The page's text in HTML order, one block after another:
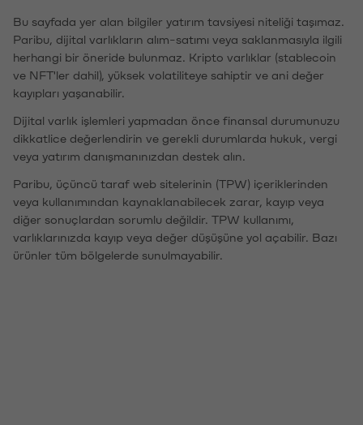
Bu sayfada yer alan bilgiler yatırım tavsiyesi niteliği taşımaz.
Paribu, dijital varlıkların alım-satımı veya saklanmasıyla ilgili
herhangi bir öneride bulunmaz. Kripto varlıklar (stablecoin
ve NFT'ler dahil), yüksek volatiliteye sahiptir ve ani değer
kayıpları yaşanabilir.
Dijital varlık işlemleri yapmadan önce finansal durumunuzu
dikkatlice değerlendirin ve gerekli durumlarda hukuk, vergi
veya yatırım danışmanınızdan destek alın.
Paribu, üçüncü taraf web sitelerinin (TPW) içeriklerinden
veya kullanımından kaynaklanabilecek zarar, kayıp veya
diğer sonuçlardan sorumlu değildir. TPW kullanımı,
varlıklarınızda kayıp veya değer düşüşüne yol açabilir. Bazı
ürünler tüm bölgelerde sunulmayabilir.